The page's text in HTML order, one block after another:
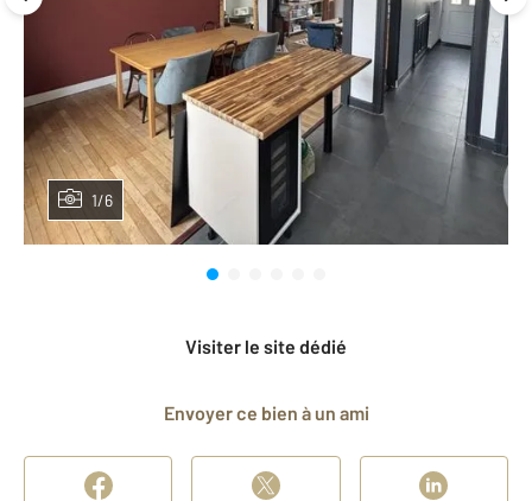
1/6
Visiter le site dédié
Envoyer ce bien à un ami